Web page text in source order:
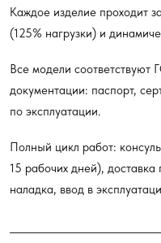
Каждое изделие проходит
(125% нагрузки) и
Все модели
документации: паспорт,
по эксплуатации.
Полный цикл работ:
15 рабочих дней),
наладка, ввод в